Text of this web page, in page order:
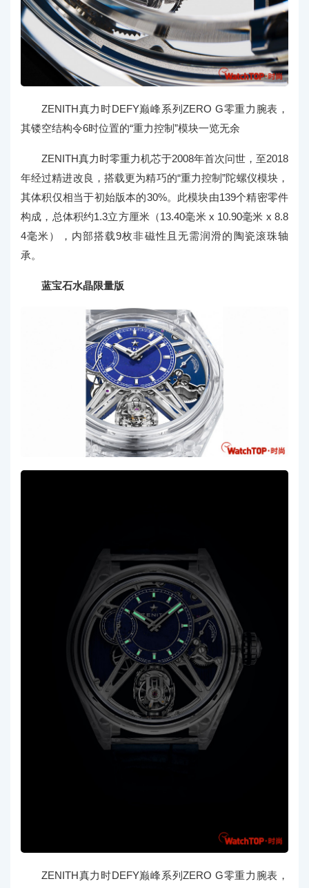
ZENITH真力时DEFY巅峰系列ZERO G零重力腕表，
其镂空结构令6时位置的“重力控制”模块一览无余
ZENITH真力时零重力机芯于2008年首次问世，至2018
年经过精进改良，搭载更为精巧的“重力控制”陀螺仪模块，
其体积仅相当于初始版本的30%。此模块由139个精密零件
构成，总体积约1.3立方厘米（13.40毫米 x 10.90毫米 x 8.8
4毫米），内部搭载9枚非磁性且无需润滑的陶瓷滚珠轴
承。
蓝宝石水晶限量版
ZENITH真力时DEFY巅峰系列ZERO G零重力腕表，